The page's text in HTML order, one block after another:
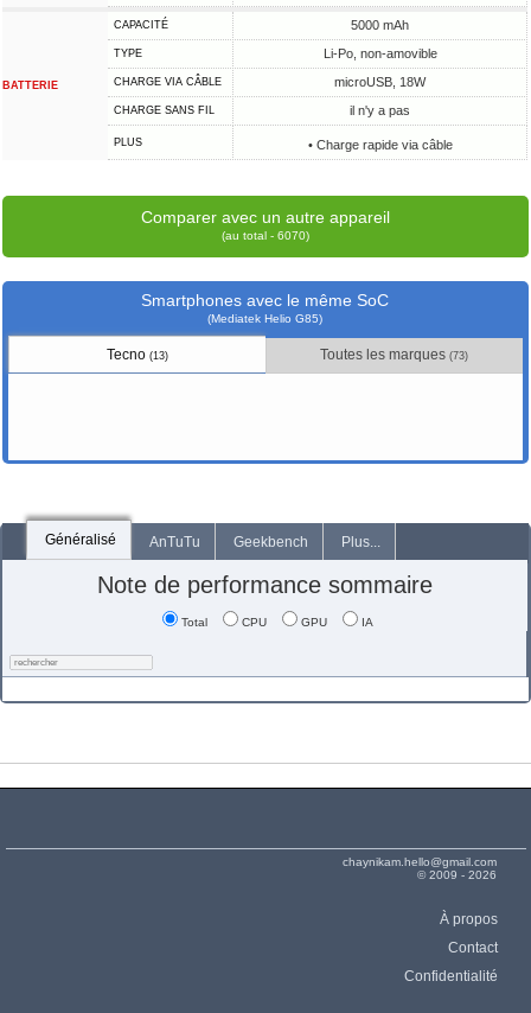
BATTERIE
CAPACITÉ 5000 mAh
TYPE Li-Po, non-amovible
CHARGE VIA CÂBLE microUSB, 18W
CHARGE SANS FIL il n'y a pas
PLUS • Charge rapide via câble
Comparer avec un autre appareil
(au total - 6070)
Smartphones avec le même SoC
(Mediatek Helio G85)
Tecno (13) Toutes les marques(73)
Généralisé AnTuTu Geekbench Plus...
Note de performance sommaire
Total CPU GPU IA
chaynikam.hello@gmail.com
© 2009 - 2026
À propos
Contact
Confidentialité